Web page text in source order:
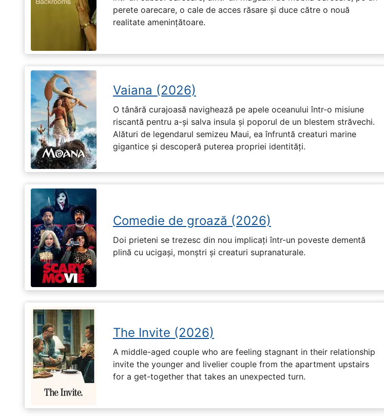
perete oarecare, o cale de acces răsare și duce către o nouă
realitate amenințătoare.
Vaiana (2026)
O tânără curajoasă navighează pe apele oceanului într-o misiune
riscantă pentru a-și salva insula și poporul de un blestem străvechi.
Alături de legendarul semizeu Maui, ea înfruntă creaturi marine
gigantice și descoperă puterea propriei identități.
Comedie de groază (2026)
Doi prieteni se trezesc din nou implicați într-un poveste dementă
plină cu ucigași, monștri și creaturi supranaturale.
The Invite (2026)
A middle-aged couple who are feeling stagnant in their relationship
invite the younger and livelier couple from the apartment upstairs
for a get-together that takes an unexpected turn.